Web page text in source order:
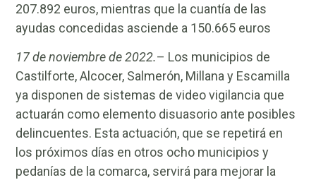
207.892 euros, mientras que la cuantía de las
ayudas concedidas asciende a 150.665 euros
17 de noviembre de 2022.– Los municipios de
Castilforte, Alcocer, Salmerón, Millana y Escamilla
ya disponen de sistemas de video vigilancia que
actuarán como elemento disuasorio ante posibles
delincuentes. Esta actuación, que se repetirá en
los próximos días en otros ocho municipios y
pedanías de la comarca, servirá para mejorar la